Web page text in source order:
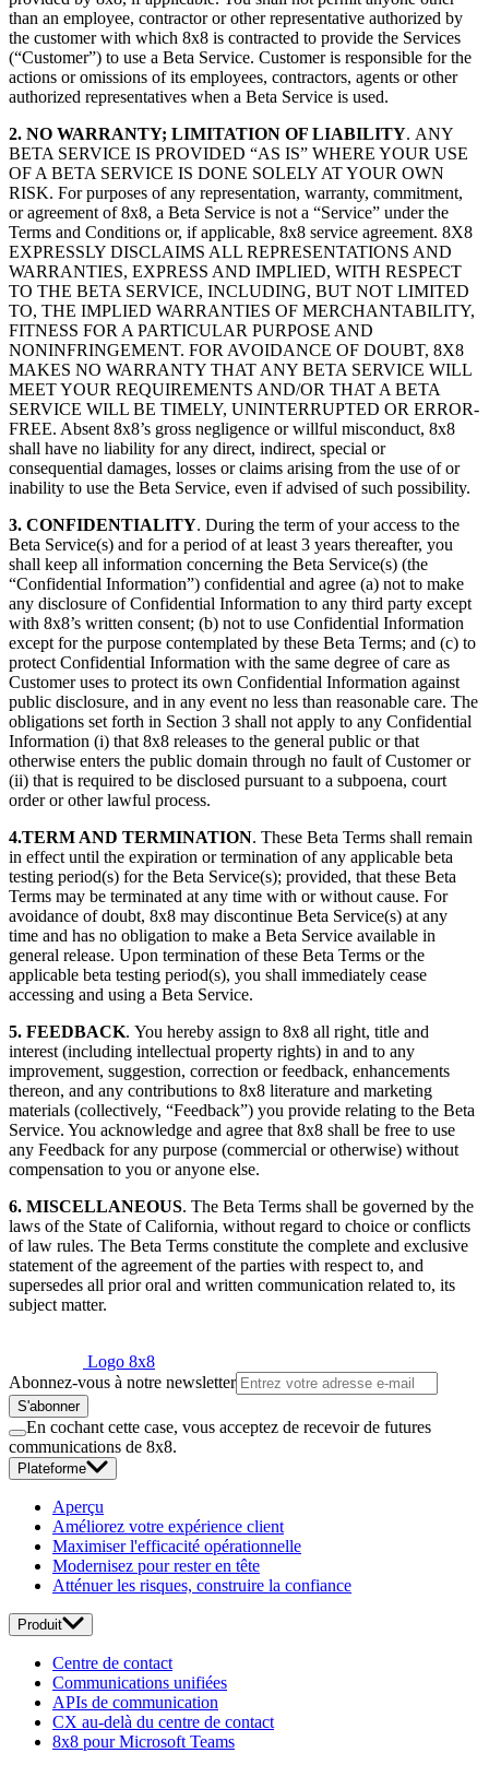
than an employee, contractor or other representative authorized by
the customer with which 8x8 is contracted to provide the Services
(“Customer”) to use a Beta Service. Customer is responsible for the
actions or omissions of its employees, contractors, agents or other
authorized representatives when a Beta Service is used.
2. NO WARRANTY; LIMITATION OF LIABILITY. ANY
BETA SERVICE IS PROVIDED “AS IS” WHERE YOUR USE
OF A BETA SERVICE IS DONE SOLELY AT YOUR OWN
RISK. For purposes of any representation, warranty, commitment,
or agreement of 8x8, a Beta Service is not a “Service” under the
Terms and Conditions or, if applicable, 8x8 service agreement. 8X8
EXPRESSLY DISCLAIMS ALL REPRESENTATIONS AND
WARRANTIES, EXPRESS AND IMPLIED, WITH RESPECT
TO THE BETA SERVICE, INCLUDING, BUT NOT LIMITED
TO, THE IMPLIED WARRANTIES OF MERCHANTABILITY,
FITNESS FOR A PARTICULAR PURPOSE AND
NONINFRINGEMENT. FOR AVOIDANCE OF DOUBT, 8X8
MAKES NO WARRANTY THAT ANY BETA SERVICE WILL
MEET YOUR REQUIREMENTS AND/OR THAT A BETA
SERVICE WILL BE TIMELY, UNINTERRUPTED OR ERROR-
FREE. Absent 8x8’s gross negligence or willful misconduct, 8x8
shall have no liability for any direct, indirect, special or
consequential damages, losses or claims arising from the use of or
inability to use the Beta Service, even if advised of such possibility.
3. CONFIDENTIALITY. During the term of your access to the
Beta Service(s) and for a period of at least 3 years thereafter, you
shall keep all information concerning the Beta Service(s) (the
“Confidential Information”) confidential and agree (a) not to make
any disclosure of Confidential Information to any third party except
with 8x8’s written consent; (b) not to use Confidential Information
except for the purpose contemplated by these Beta Terms; and (c) to
protect Confidential Information with the same degree of care as
Customer uses to protect its own Confidential Information against
public disclosure, and in any event no less than reasonable care. The
obligations set forth in Section 3 shall not apply to any Confidential
Information (i) that 8x8 releases to the general public or that
otherwise enters the public domain through no fault of Customer or
(ii) that is required to be disclosed pursuant to a subpoena, court
order or other lawful process.
4.TERM AND TERMINATION. These Beta Terms shall remain
in effect until the expiration or termination of any applicable beta
testing period(s) for the Beta Service(s); provided, that these Beta
Terms may be terminated at any time with or without cause. For
avoidance of doubt, 8x8 may discontinue Beta Service(s) at any
time and has no obligation to make a Beta Service available in
general release. Upon termination of these Beta Terms or the
applicable beta testing period(s), you shall immediately cease
accessing and using a Beta Service.
5. FEEDBACK. You hereby assign to 8x8 all right, title and
interest (including intellectual property rights) in and to any
improvement, suggestion, correction or feedback, enhancements
thereon, and any contributions to 8x8 literature and marketing
materials (collectively, “Feedback”) you provide relating to the Beta
Service. You acknowledge and agree that 8x8 shall be free to use
any Feedback for any purpose (commercial or otherwise) without
compensation to you or anyone else.
6. MISCELLANEOUS. The Beta Terms shall be governed by the
laws of the State of California, without regard to choice or conflicts
of law rules. The Beta Terms constitute the complete and exclusive
statement of the agreement of the parties with respect to, and
supersedes all prior oral and written communication related to, its
subject matter.
Logo 8x8
Abonnez-vous à notre newsletter
S'abonner
En cochant cette case, vous acceptez de recevoir de futures
communications de 8x8.
Plateforme
Aperçu
Améliorez votre expérience client
Maximiser l'efficacité opérationnelle
Modernisez pour rester en tête
Atténuer les risques, construire la confiance
Produit
Centre de contact
Communications unifiées
APIs de communication
CX au-delà du centre de contact
8x8 pour Microsoft Teams